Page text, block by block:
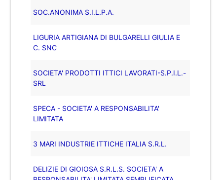
SOC.ANONIMA S.I.L.P.A.
LIGURIA ARTIGIANA DI BULGARELLI GIULIA E
C. SNC
SOCIETA' PRODOTTI ITTICI LAVORATI-S.P.I.L.-
SRL
SPECA - SOCIETA' A RESPONSABILITA'
LIMITATA
3 MARI INDUSTRIE ITTICHE ITALIA S.R.L.
DELIZIE DI GIOIOSA S.R.L.S. SOCIETA' A